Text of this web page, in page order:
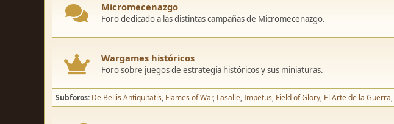
Micromecenazgo
Foro dedicado a las distintas campañas de Micromecenazgo.
Wargames históricos
Foro sobre juegos de estrategia históricos y sus miniaturas.
Subforos De Bellis Antiquitatis Flames of War Lasalle Impetus Field of Glory El Arte de la Guerra